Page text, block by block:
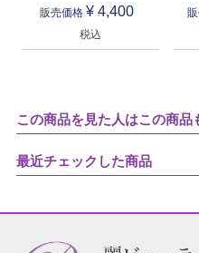
販売価格 ¥ 4,400
税込
この商品を見た人はこの商品
最近チェックした商品